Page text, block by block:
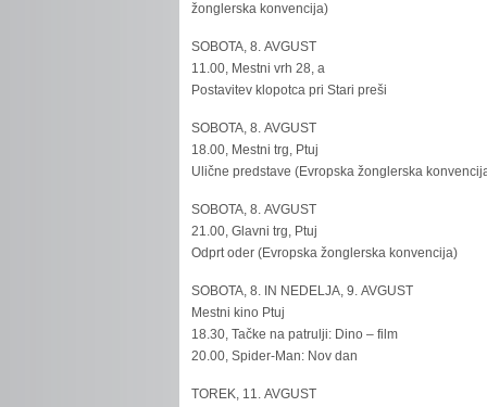
žonglerska konvencija)
SOBOTA, 8. AVGUST
11.00, Mestni vrh 28, a
Postavitev klopotca pri Stari preši
SOBOTA, 8. AVGUST
18.00, Mestni trg, Ptuj
Ulične predstave (Evropska žonglerska
SOBOTA, 8. AVGUST
21.00, Glavni trg, Ptuj
Odprt oder (Evropska žonglerska konvencija)
SOBOTA, 8. IN NEDELJA, 9. AVGUST
Mestni kino Ptuj
18.30, Tačke na patrulji: Dino – film
20.00, Spider-Man: Nov dan
TOREK, 11. AVGUST